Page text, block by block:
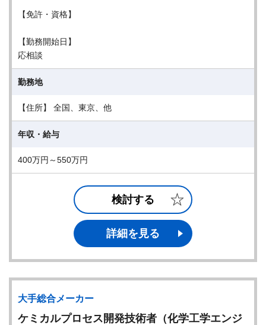
【免許・資格】
【勤務開始日】
応相談
勤務地
【住所】 全国、東京、他
年収・給与
400万円～550万円
検討する
詳細を見る
大手総合メーカー
ケミカルプロセス開発技術者（化学工学エンジ